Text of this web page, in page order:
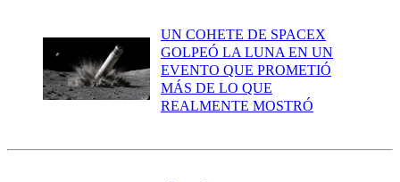
UN COHETE DE SPACEX
GOLPEÓ LA LUNA EN UN
EVENTO QUE PROMETIÓ
MÁS DE LO QUE
REALMENTE MOSTRÓ